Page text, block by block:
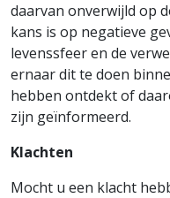
daarvan onverwijld op
kans is op negatieve
levenssfeer en de
ernaar dit te doen
hebben ontdekt of
zijn geïnformeerd.
Klachten
Mocht u een klacht